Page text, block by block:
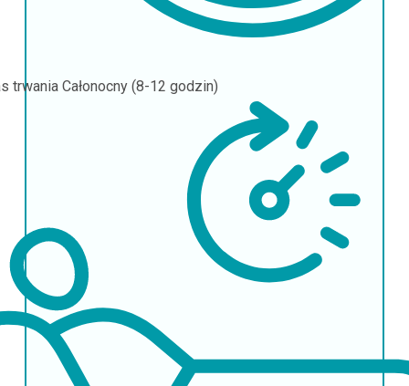
trwania Całonocny (8-12 godzin)